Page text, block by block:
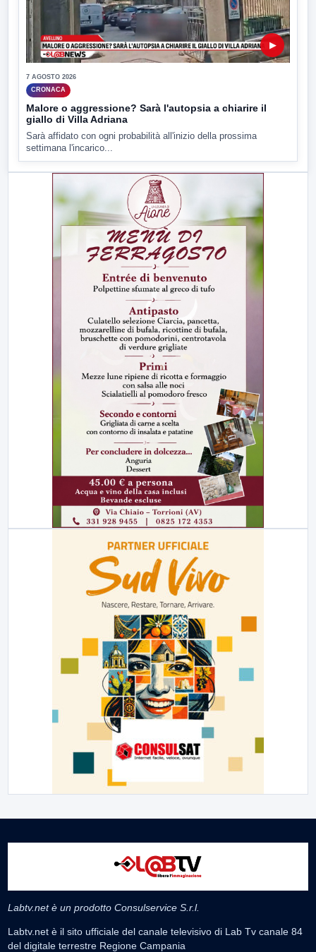
▶
7 AGOSTO 2026
CRONACA
Malore o aggressione? Sarà l'autopsia a chiarire il
giallo di Villa Adriana
Sarà affidato con ogni probabilità all'inizio della prossima
settimana l'incarico...
Labtv.net è un prodotto Consulservice S.r.l.
Labtv.net è il sito ufficiale del canale televisivo di Lab Tv canale 84
del digitale terrestre Regione Campania